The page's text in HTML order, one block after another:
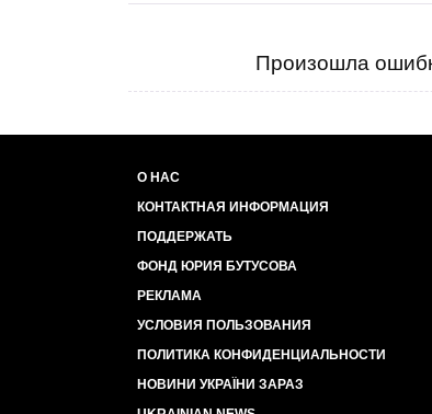
Произошла
О НАС
КОНТАКТНАЯ ИНФОРМАЦИЯ
ПОДДЕРЖАТЬ
ФОНД ЮРИЯ БУТУСОВА
РЕКЛАМА
УСЛОВИЯ ПОЛЬЗОВАНИЯ
ПОЛИТИКА КОНФИДЕНЦИАЛЬНОСТИ
НОВИНИ УКРАЇНИ ЗАРАЗ